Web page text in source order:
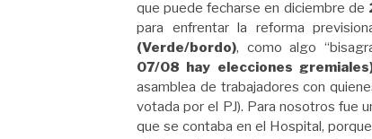
que puede fecharse en diciembre de
para enfrentar la reforma
(Verde/bordo), como algo
07/08 hay elecciones
asamblea de trabajadores con
votada por el PJ). Para nosotros fue
que se contaba en el Hospital,